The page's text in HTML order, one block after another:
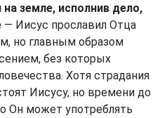
земле, исполнив дело,
— Иисус прославил Отца
но главным образом
без которых
Хотя страдания
Иисусу, но времени до
Он может употреблять